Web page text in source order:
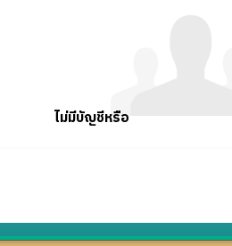
ไม่มีบัญชีหรือ